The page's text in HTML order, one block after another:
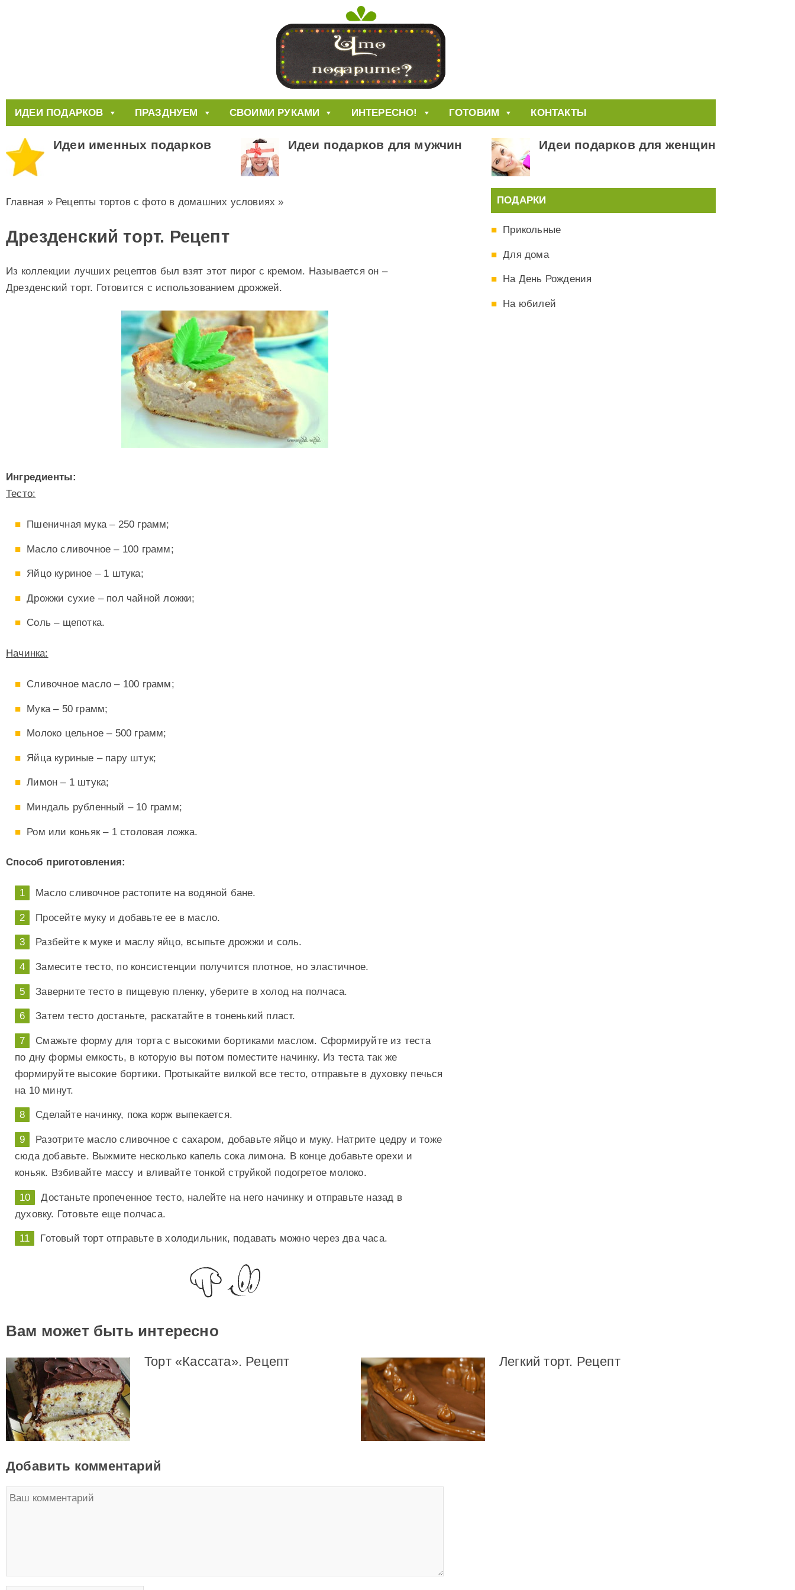
ИДЕИ ПОДАРКОВ ПРАЗДНУЕМ СВОИМИ РУКАМИ ИНТЕРЕСНО! ГОТОВИМ КОНТАКТЫ
Идеи именных подарков Идеи подарков для мужчин Идеи подарков для женщин
Главная » Рецепты тортов с фото в домашних условиях »
Дрезденский торт. Рецепт
Из коллекции лучших рецептов был взят этот пирог с кремом. Называется он –
Дрезденский торт. Готовится с использованием дрожжей.
Ингредиенты:
Тесто:
Пшеничная мука – 250 грамм;
Масло сливочное – 100 грамм;
Яйцо куриное – 1 штука;
Дрожжи сухие – пол чайной ложки;
Соль – щепотка.
Начинка:
Сливочное масло – 100 грамм;
Мука – 50 грамм;
Молоко цельное – 500 грамм;
Яйца куриные – пару штук;
Лимон – 1 штука;
Миндаль рубленный – 10 грамм;
Ром или коньяк – 1 столовая ложка.
Способ приготовления:
Масло сливочное растопите на водяной бане.
Просейте муку и добавьте ее в масло.
Разбейте к муке и маслу яйцо, всыпьте дрожжи и соль.
Замесите тесто, по консистенции получится плотное, но эластичное.
Заверните тесто в пищевую пленку, уберите в холод на полчаса.
Затем тесто достаньте, раскатайте в тоненький пласт.
Смажьте форму для торта с высокими бортиками маслом. Сформируйте из теста
по дну формы емкость, в которую вы потом поместите начинку. Из теста так же
формируйте высокие бортики. Протыкайте вилкой все тесто, отправьте в духовку печься
на 10 минут.
Сделайте начинку, пока корж выпекается.
Разотрите масло сливочное с сахаром, добавьте яйцо и муку. Натрите цедру и тоже
сюда добавьте. Выжмите несколько капель сока лимона. В конце добавьте орехи и
коньяк. Взбивайте массу и вливайте тонкой струйкой подогретое молоко.
Достаньте пропеченное тесто, налейте на него начинку и отправьте назад в
духовку. Готовьте еще полчаса.
Готовый торт отправьте в холодильник, подавать можно через два часа.
ПОДАРКИ
Прикольные
Для дома
На День Рождения
На юбилей
Вам может быть интересно
Торт «Кассата». Рецепт Легкий торт. Рецепт
Добавить комментарий